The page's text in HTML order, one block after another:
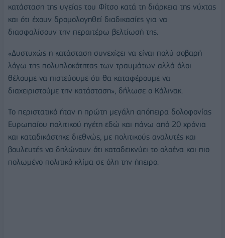
κατάσταση της υγείας του Φίτσο κατά τη διάρκεια της νύχτας
και ότι έχουν δρομολογηθεί διαδικασίες για να
διασφαλίσουν την περαιτέρω βελτίωσή της.
«Δυστυχώς η κατάσταση συνεχίζει να είναι πολύ σοβαρή
λόγω της πολυπλοκότητας των τραυμάτων αλλά όλοι
θέλουμε να πιστεύουμε ότι θα καταφέρουμε να
διαχειριστούμε την κατάσταση», δήλωσε ο Κάλινακ.
Το περιστατικό ήταν η πρώτη μεγάλη απόπειρα δολοφονίας
Ευρωπαίου πολιτικού ηγέτη εδώ και πάνω από 20 χρόνια
και καταδικάστηκε διεθνώς, με πολιτικούς αναλυτές και
βουλευτές να δηλώνουν ότι καταδεικνύει το ολοένα και πιο
πολωμένο πολιτικό κλίμα σε όλη την ήπειρο.